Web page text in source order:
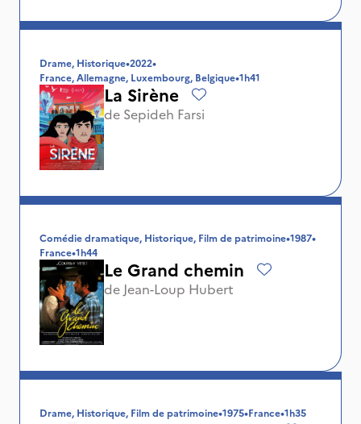
Drame, Historique•2022•
France, Allemagne, Luxembourg, Belgique•1h41
La Sirène
de Sepideh Farsi
Comédie dramatique, Historique, Film de patrimoine•1987•
France•1h44
Le Grand chemin
de Jean-Loup Hubert
Drame, Historique, Film de patrimoine•1975•France•1h35